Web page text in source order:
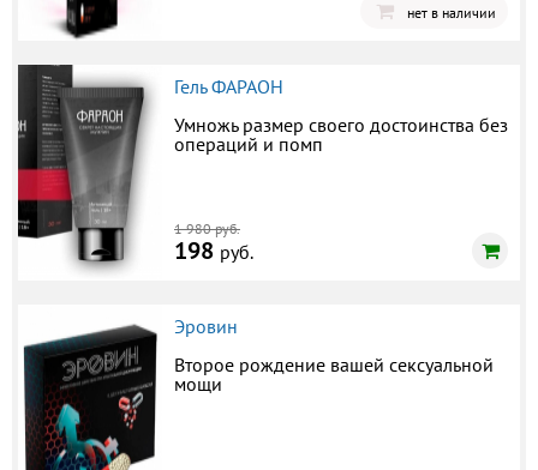
нет в наличии
Гель ФАРАОН
Умножь размер своего достоинства без
операций и помп
1 980 руб.
198 руб.
Эровин
Второе рождение вашей сексуальной
мощи